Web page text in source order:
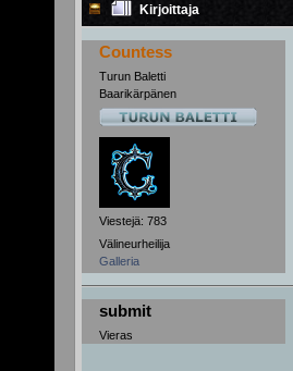
Kirjoittaja
Countess
Turun Baletti
Baarikärpänen
Viestejä: 783
Välineurheilija
Galleria
submit
Vieras